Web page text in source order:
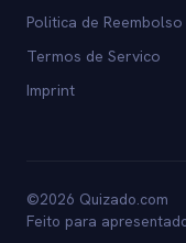
Politica de Reembolso
Termos de Servico
Imprint
©2026 Quizado.com
Feito para